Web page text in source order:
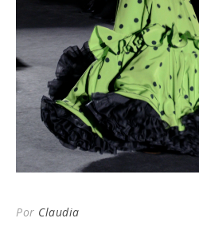
Por Claudia